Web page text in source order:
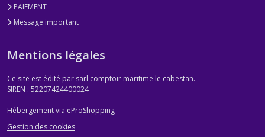
PAIEMENT
Message important
Mentions légales
Ce site est édité par sarl comptoir maritime le cabestan.
SIREN : 52207424400024
Hébergement via eProShopping
Gestion des cookies